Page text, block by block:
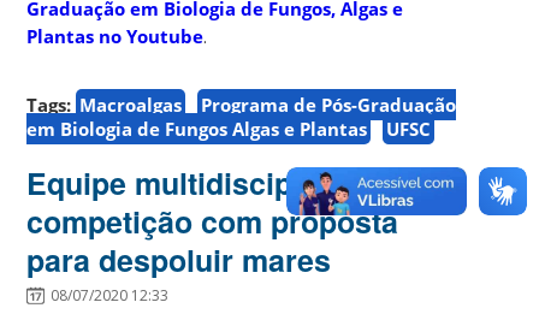
Graduação em Biologia de Fungos, Algas e
Plantas no Youtube.
Tags: Macroalgas
Programa de Pós-Graduação
em Biologia de Fungos Algas e Plantas
UFSC
Equipe multidisciplinar vence
competição com proposta
para despoluir mares
08/07/2020 12:33